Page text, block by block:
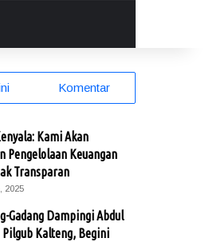
Komentar
Kami Akan
Pengelolaan Keuangan
Transparan
2025
Gadang Dampingi Abdul
Pilgub Kalteng, Begini